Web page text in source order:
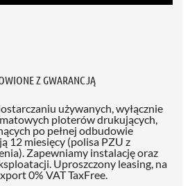
Z GWARANCJĄ
używanych, wyłącznie
ploterów drukujących,
po pełnej odbudowie
12 miesięcy (polisa PZU z
. Zapewniamy instalację oraz
Uproszczony leasing, na
0% VAT TaxFree.